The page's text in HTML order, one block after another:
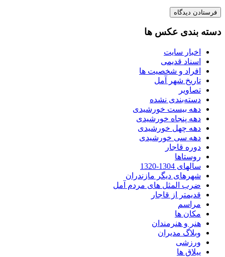
دسته بندی عکس ها
اخبار سایت
اسناد قدیمی
افراد و شخصیت ها
تاریخ شهر آمل
تصاویر
دسته‌بندی نشده
دهه بیست خورشیدی
دهه پنجاه خورشیدی
دهه چهل خورشیدی
دهه سی خورشیدی
دوره قاجار
روستاها
سالهای 1304-1320
شهرهای دیگر مازندران
ضرب المثل های مردم آمل
قدیمتر از قاجار
مراسم
مکان ها
هنر و هنرمندان
وبلاگ مدیران
ورزشی
ییلاق ها